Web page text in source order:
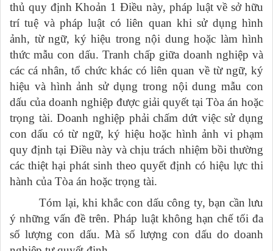
thủ quy định Khoản 1 Điều này, pháp luật về sở hữu
trí tuệ và pháp luật có liên quan khi sử dụng hình
ảnh, từ ngữ, ký hiệu trong nội dung hoặc làm hình
thức mẫu con dấu. Tranh chấp giữa doanh nghiệp và
các cá nhân, tổ chức khác có liên quan về từ ngữ, ký
hiệu và hình ảnh sử dụng trong nội dung mẫu con
dấu của doanh nghiệp được giải quyết tại Tòa án hoặc
trọng tài. Doanh nghiệp phải chấm dứt việc sử dụng
con dấu có từ ngữ, ký hiệu hoặc hình ảnh vi phạm
quy định tại Điều này và chịu trách nhiệm bồi thường
các thiệt hại phát sinh theo quyết định có hiệu lực thi
hành của Tòa án hoặc trọng tài.
Tóm lại, khi khắc con dấu công ty, bạn cần lưu
ý những vấn đề trên. Pháp luật không hạn chế tối đa
số lượng con dấu. Mà số lượng con dấu do doanh